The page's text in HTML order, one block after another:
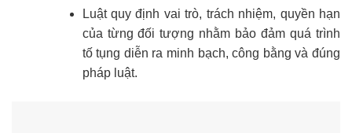
Luật quy định vai trò, trách nhiệm, quyền hạn
của từng đối tượng nhằm bảo đảm quá trình
tố tụng diễn ra minh bạch, công bằng và đúng
pháp luật.